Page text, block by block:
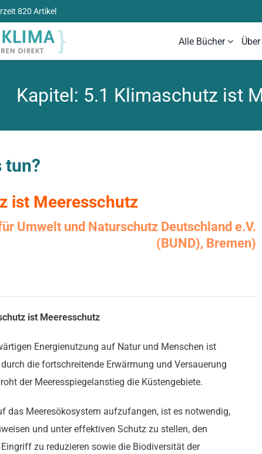
820 Artikel
Alle Bücher
Kapitel: 5.1 Klimaschutz ist
tun?
ist Meeresschutz
Umwelt und Naturschutz Deutschland e.V.
(BUND), Bremen)
ist Meeresschutz
Energienutzung auf Natur und Menschen ist
die fortschreitende Erwärmung und Versauerung
der Meeresspiegelanstieg die Küstengebiete.
das Meeresökosystem aufzufangen, ist es notwendig,
und unter effektiven Schutz zu stellen, den
zu reduzieren sowie die Biodiversität der